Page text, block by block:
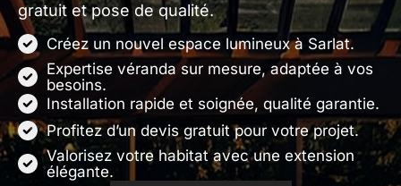
gratuit et pose de qualité.
Créez un nouvel espace lumineux à Sarlat.
Expertise véranda sur mesure, adaptée à vos
besoins.
Installation rapide et soignée, qualité garantie.
Profitez d’un devis gratuit pour votre projet.
Valorisez votre habitat avec une extension
élégante.